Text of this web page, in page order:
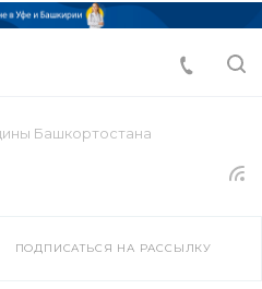
Башкортостана
ПОДПИСАТЬСЯ НА РАССЫЛКУ